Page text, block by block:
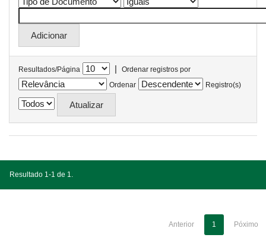
Resultados/Página |
Ordenar registros por
Ordenar
Registro(s)
Resultado 1-1 de 1.
Anterior 1 Póximo